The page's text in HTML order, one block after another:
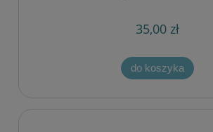
35,00 zł
do koszyka